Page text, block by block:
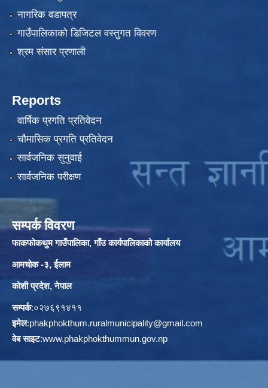
नागरिक वडापत्र
गाउँपालिकाको डिजिटल वस्तुगत विवरण
श्रम संसार प्रणाली
Reports
वार्षिक प्रगति प्रतिवेदन
चौमासिक प्रगति प्रतिवेदन
सार्वजनिक सुनुवाई
सार्वजनिक परीक्षण
सम्पर्क विवरण
फाकफोकथुम गाउँपालिका, गाँउ कार्यपालिकाको कार्यालय
आमचोक -३, ईलाम
कोशी प्रदेश, नेपाल
सम्पर्क:०२७६९१४११
इमेल:phakphokthum.ruralmunicipality@gmail.com
वेब साइट:www.phakphokthummun.gov.np